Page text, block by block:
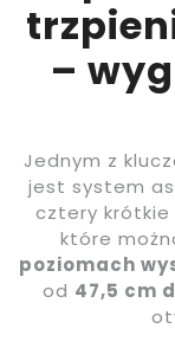
–
Jednym z
jest system
cztery krótkie
które
poziomach
od 47,5 cm